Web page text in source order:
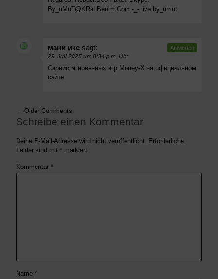
By_uMuT@KRaLBenim.Com -_- live:by_umut
мани икс sagt:
29. Juli 2025 um 8:34 p.m. Uhr
Сервис мгновенных игр Money-X на официальном
сайте
Antworten
← Older Comments
Schreibe einen Kommentar
Deine E-Mail-Adresse wird nicht veröffentlicht. Erforderliche
Felder sind mit * markiert
Kommentar *
Name *